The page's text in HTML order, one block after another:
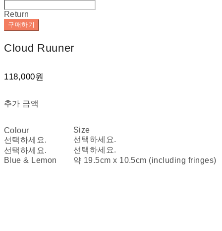
Return
구매하기
Cloud Ruuner
118,000원
추가 금액
Colour
선택하세요.
선택하세요.
Blue & Lemon
Size
선택하세요.
선택하세요.
약 19.5cm x 10.5cm (including fringes)